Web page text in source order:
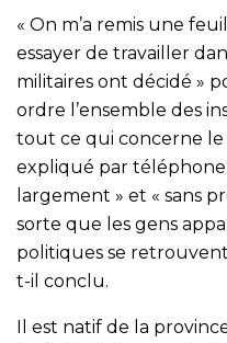
« On m’a remis une
essayer de travailler
militaires ont décidé »
ordre l’ensemble des
tout ce qui concerne le
expliqué par
largement » et « sans
sorte que les gens
politiques se
t-il conclu.
Il est natif de la